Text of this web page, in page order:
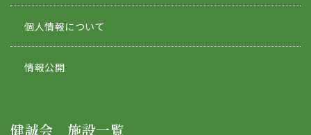
個人情報について
情報公開
健誠会 施設一覧